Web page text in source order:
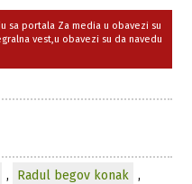
sa portala Za media u obavezi su
vest,u obavezi su da navedu
, Radul begov konak
,